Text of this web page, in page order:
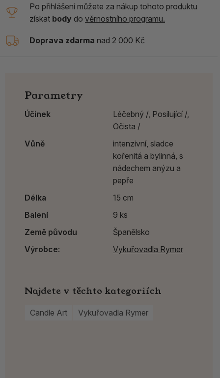
Po přihlášení můžete za nákup tohoto produktu
získat body do věrnostního programu.
Doprava zdarma nad 2 000 Kč
Parametry
Účinek Léčebný /, Posilující /,
Očista /
Vůně
intenzivní, sladce
kořenitá a bylinná, s
nádechem anýzu a
pepře
Délka
15 cm
Balení
9 ks
Země původu
Španělsko
Výrobce:
Vykuřovadla Rymer
Najdete v těchto kategoriích
Candle Art Vykuřovadla Rymer